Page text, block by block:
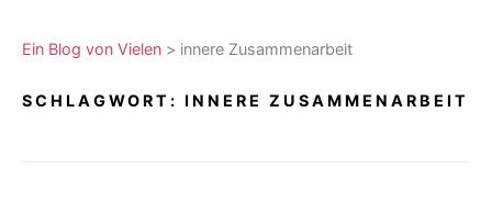
Ein Blog von Vielen > innere Zusammenarbeit
SCHLAGWORT: INNERE ZUSAMMENARBEIT